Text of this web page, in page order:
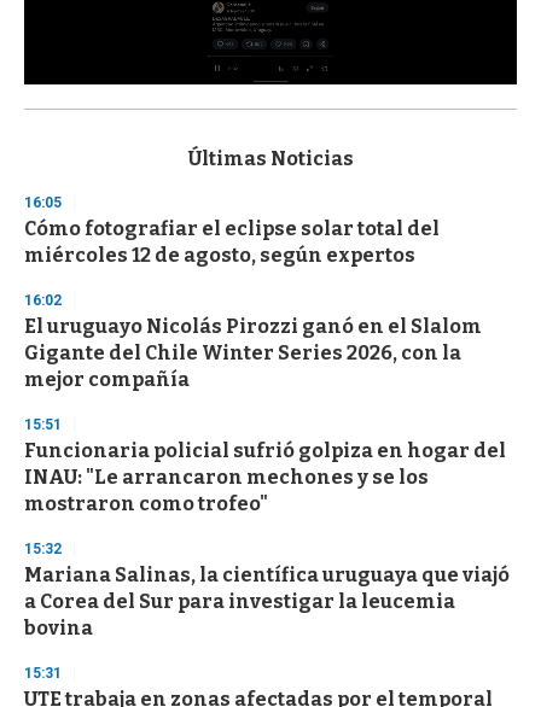
s
d
s
o
f
3
s
e
c
o
d
s
Últimas Noticias
16:05
Cómo fotografiar el eclipse solar total del
miércoles 12 de agosto, según expertos
16:02
El uruguayo Nicolás Pirozzi ganó en el Slalom
Gigante del Chile Winter Series 2026, con la
mejor compañía
15:51
Funcionaria policial sufrió golpiza en hogar del
INAU: "Le arrancaron mechones y se los
mostraron como trofeo"
15:32
Mariana Salinas, la científica uruguaya que viajó
a Corea del Sur para investigar la leucemia
bovina
15:31
UTE trabaja en zonas afectadas por el temporal